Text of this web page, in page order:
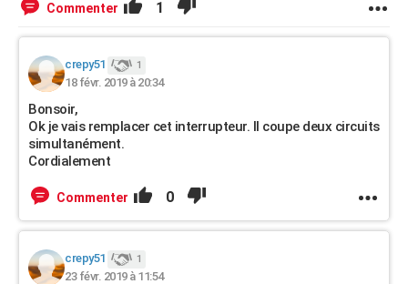
Bricolage
Lifestyle
Culture
Sport
Auto
Television
Voyage
Cinema Commenter 1
crepy51 1
18 févr. 2019 à 20:34
Bonsoir,
Ok je vais remplacer cet interrupteur. Il coupe deux circuits
simultanément.
Cordialement
Commenter 0
crepy51 1
23 févr. 2019 à 11:54